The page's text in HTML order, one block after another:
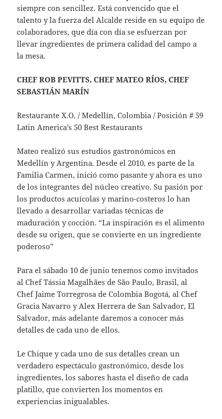
siempre con sencillez. Está convencido que el
talento y la fuerza del Alcalde reside en su equipo de
colaboradores, que día con día se esfuerzan por
llevar ingredientes de primera calidad del campo a
la mesa.
CHEF ROB PEVITTS, CHEF MATEO RÍOS, CHEF
SEBASTIÁN MARÍN
Restaurante X.O. / Medellín, Colombia / Posición # 59
Latin America’s 50 Best Restaurants
Mateo realizó sus estudios gastronómicos en
Medellín y Argentina. Desde el 2010, es parte de la
Familia Carmen, inició como pasante y ahora es uno
de los integrantes del núcleo creativo. Su pasión por
los productos acuícolas y marino-costeros lo han
llevado a desarrollar variadas técnicas de
maduración y cocción. “La inspiración es el alimento
desde su origen, que se convierte en un ingrediente
poderoso”
Para el sábado 10 de junio tenemos como invitados
al Chef Tássia Magalhães de São Paulo, Brasil, al
Chef Jaime Torregrosa de Colombia Bogotá, al Chef
Gracia Navarro y Alex Herrera de San Salvador, El
Salvador, más adelante daremos a conocer más
detalles de cada uno de ellos.
Le Chique y cada uno de sus detalles crean un
verdadero espectáculo gastronómico, desde los
ingredientes, los sabores hasta el diseño de cada
platillo, que convierten los momentos en
experiencias inigualables.